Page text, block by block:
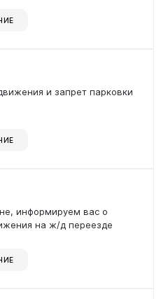
и запрет парковки
информируем вас о
на ж/д переезде